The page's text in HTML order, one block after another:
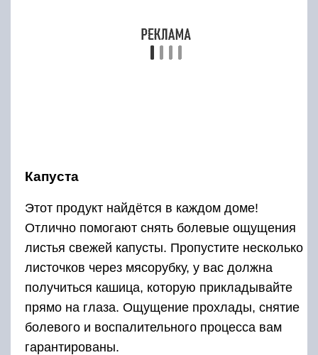
листочков через мясорубку, у вас должна
получиться кашица, которую прикладывайте
Сделайте травяную настойку из нескольких
трав: ромашка, липа и календула. Соедините
их в пропорции 1:1:1 и залейте 0,5 л
кипячёной водой. Таким раствором можно
промывать глаза каждые 2–3 часа.